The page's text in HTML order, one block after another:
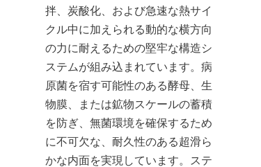
拌、炭酸化、および急速な熱サイ
クル中に加えられる動的な横方向
の力に耐えるための堅牢な構造シ
ステムが組み込まれています。病
原菌を宿す可能性のある酵母、生
物膜、または鉱物スケールの蓄積
を防ぎ、無菌環境を確保するため
に不可欠な、耐久性のある超滑ら
かな内面を実現しています。ステ